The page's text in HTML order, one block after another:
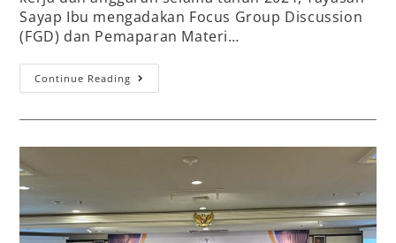
Sayap Ibu mengadakan Focus Group Discussion
(FGD) dan Pemaparan Materi…
Continue Reading